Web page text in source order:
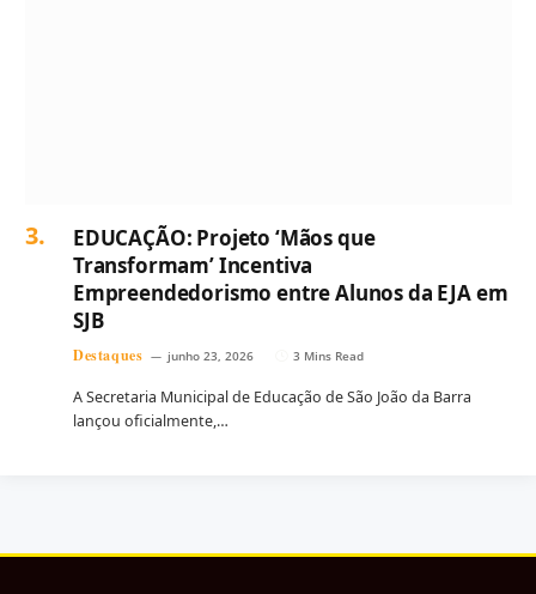
EDUCAÇÃO: Projeto ‘Mãos que
Transformam’ Incentiva
Empreendedorismo entre Alunos da EJA em
SJB
Destaques junho 23, 2026 3 Mins Read
A Secretaria Municipal de Educação de São João da Barra
lançou oficialmente,…